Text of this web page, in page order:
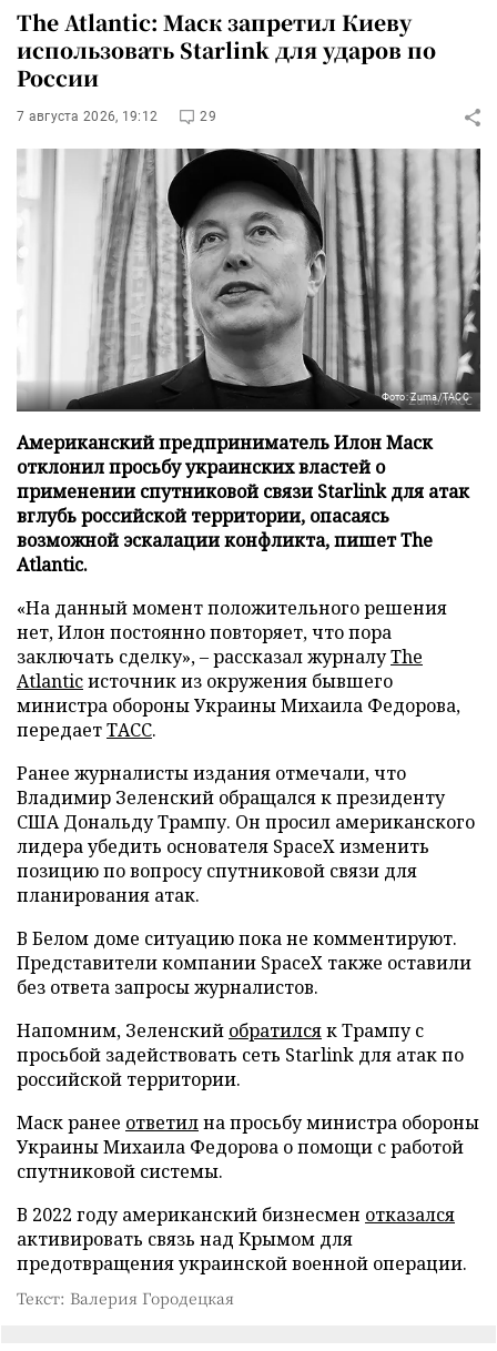
The Atlantic: Маск запретил Киеву
использовать Starlink для ударов по
России
7 августа 2026, 19:12 29
Фото: Zuma/ТАСС
Американский предприниматель Илон Маск
отклонил просьбу украинских властей о
применении спутниковой связи Starlink для атак
вглубь российской территории, опасаясь
возможной эскалации конфликта, пишет The
Atlantic.
«На данный момент положительного решения
нет, Илон постоянно повторяет, что пора
заключать сделку», – рассказал журналуThe
Atlanticисточник из окружения бывшего
министра обороны Украины Михаила Федорова,
передаетТАСС.
Ранее журналисты издания отмечали, что
Владимир Зеленский обращался к президенту
США Дональду Трампу. Он просил американского
лидера убедить основателя SpaceX изменить
позицию по вопросу спутниковой связи для
планирования атак.
В Белом доме ситуацию пока не комментируют.
Представители компании SpaceX также оставили
без ответа запросы журналистов.
Напомним, Зеленский обратилсяк Трампу с
просьбой задействовать сеть Starlink для атак по
российской территории.
Маск ранее ответилна просьбу министра обороны
Украины Михаила Федорова о помощи с работой
спутниковой системы.
В 2022 году американский бизнесмен отказался
активировать связь над Крымом для
предотвращения украинской военной операции.
Текст: Валерия Городецкая